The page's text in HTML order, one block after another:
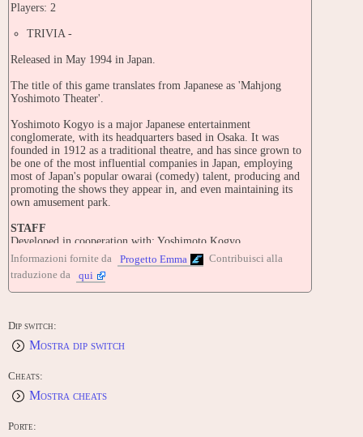
Players: 2
TRIVIA -
Released in May 1994 in Japan.
The title of this game translates from Japanese as 'Mahjong
Yoshimoto Theater'.
Yoshimoto Kogyo is a major Japanese entertainment
conglomerate, with its headquarters based in Osaka. It was
founded in 1912 as a traditional theatre, and has since grown to
be one of the most influential companies in Japan, employing
most of Japan's popular owarai (comedy) talent, producing and
promoting the shows they appear in, and even maintaining its
own amusement park.
STAFF
Developed in cooperation with: Yoshimoto Kogyo
CONSOLES:
Nintendo Game Boy (1994) "Nichibutsu Mahjong Yoshimoto
- Yoshimoto Gekijou Hen"
Informazioni fornite da Progetto Emma
Contribuisci alla
traduzione da
qui
Dip switch:
Mostra dip switch
Cheats:
Mostra cheats
Porte: